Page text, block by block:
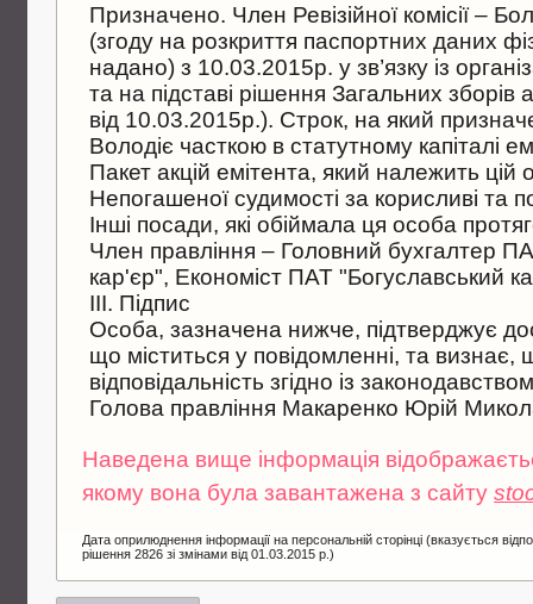
Призначено. Член Ревiзiйної комiсiї –
(згоду на розкриття паспортних даних
надано) з 10.03.2015р. у зв’язку iз
та на пiдставi рiшення Загальних
вiд 10.03.2015р.). Строк, на який
Володiє часткою в статутному капiталi
Пакет акцiй емiтента, який належить цiй
Непогашеної судимостi за корисливi та
Iншi посади, якi обiймала ця особа
Член правлiння – Головний бухгалтер
кар'єр", Економiст ПАТ "Богуславський
III. Пiдпис
Особа, зазначена нижче, пiдтверджує
що мiститься у повiдомленнi, та визнає,
вiдповiдальнiсть згiдно iз
Голова правлiння Макаренко Юрiй
Наведена вище інформація
якому вона була завантажена з сайту
Дата оприлюднення інформації на персональній сторінці (вказується
рішення 2826 зі змінами від 01.03.2015 р.)